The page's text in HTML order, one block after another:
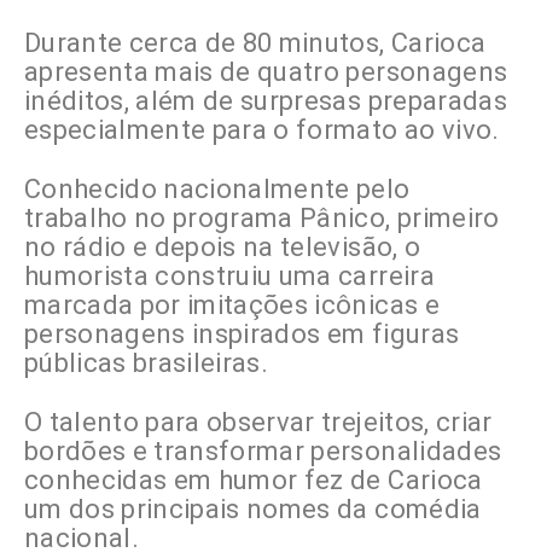
Durante cerca de 80 minutos, Carioca
apresenta mais de quatro personagens
inéditos, além de surpresas preparadas
especialmente para o formato ao vivo.
Conhecido nacionalmente pelo
trabalho no programa Pânico, primeiro
no rádio e depois na televisão, o
humorista construiu uma carreira
marcada por imitações icônicas e
personagens inspirados em figuras
públicas brasileiras.
O talento para observar trejeitos, criar
bordões e transformar personalidades
conhecidas em humor fez de Carioca
um dos principais nomes da comédia
nacional.